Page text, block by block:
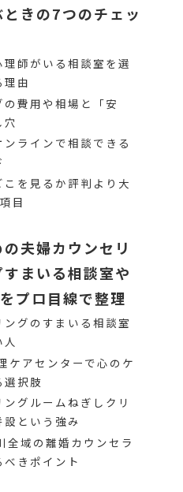
きの7つのチェッ
師がいる相談室を選
由
費用や相場と「安
ラインで相談できる
を見るか評判より大
目
夫婦カウンセリ
まいる相談室や
プロ目線で整理
グのすまいる相談室
ケアセンターで心のケ
選択肢
グルームねぎしクリ
という強み
域の離婚カウンセラ
きポイント